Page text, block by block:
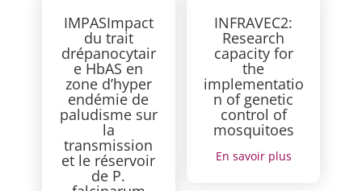
IMPASImpact
du trait
drépanocytair
e HbAS en
zone d’hyper
endémie de
paludisme sur
la
transmission
et le réservoir
de P.
INFRAVEC2:
Research
capacity for
the
implementatio
n of genetic
control of
mosquitoes
En savoir plus